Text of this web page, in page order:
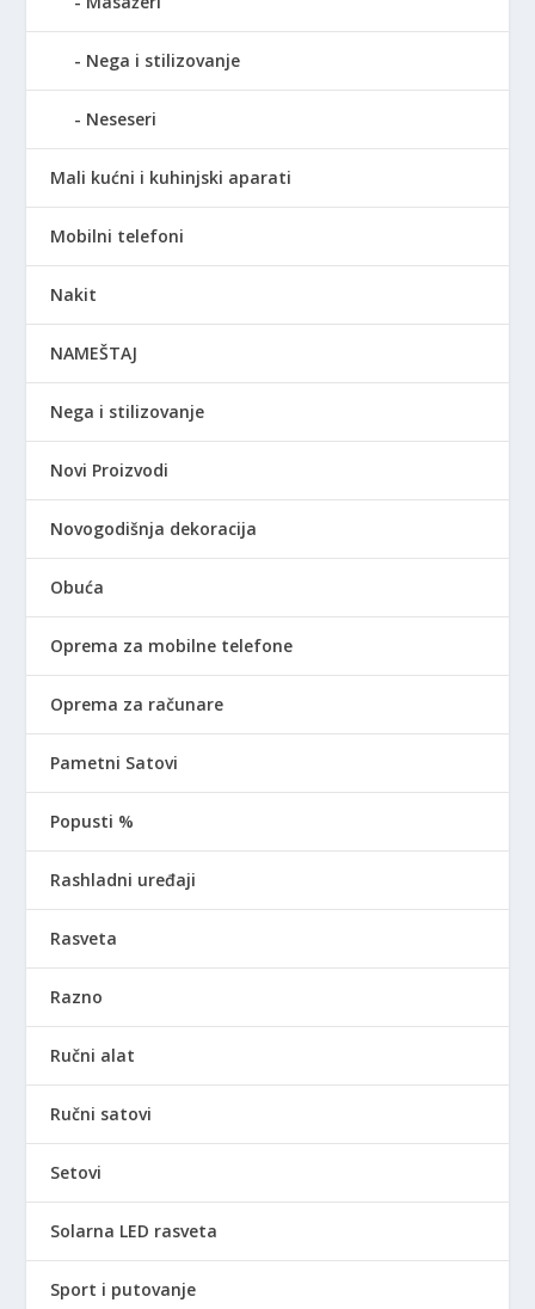
Nega i stilizovanje
Neseseri
Mali kućni i kuhinjski aparati
Mobilni telefoni
Nakit
NAMEŠTAJ
Nega i stilizovanje
Novi Proizvodi
Novogodišnja dekoracija
Obuća
Oprema za mobilne telefone
Oprema za računare
Pametni Satovi
Popusti %
Rashladni uređaji
Rasveta
Razno
Ručni alat
Ručni satovi
Setovi
Solarna LED rasveta
Sport i putovanje